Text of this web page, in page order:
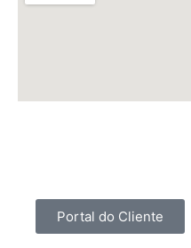
Portal do Cliente